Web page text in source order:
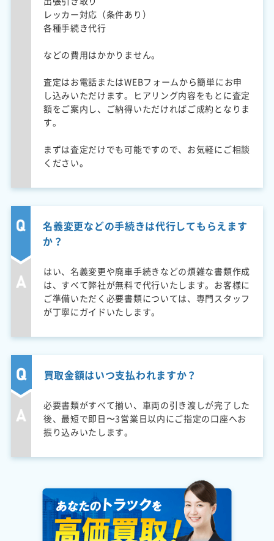
レッカー対応（条件あり）
各種手続き代行
などの費用はかかりません。
査定はお電話またはWEBフォームから簡単にお申
し込みいただけます。ヒアリング内容をもとに査定
額をご案内し、ご納得いただければご成約となりま
す。
まずは査定だけでも可能ですので、お気軽にご相談
ください。
名義変更などの手続きは代行してもらえます
か？
はい、名義変更や廃車手続きなどの煩雑な書類作成
は、すべて弊社が無料で代行いたします。お客様に
ご準備いただく必要書類については、専門スタッフ
が丁寧にガイドいたします。
買取金額はいつ支払われますか？
必要書類がすべて揃い、車両の引き渡しが完了した
後、最短で即日〜3営業日以内にご指定の口座へお
振り込みいたします。